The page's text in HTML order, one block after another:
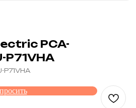
PCA-
P71VHA
P71VHA